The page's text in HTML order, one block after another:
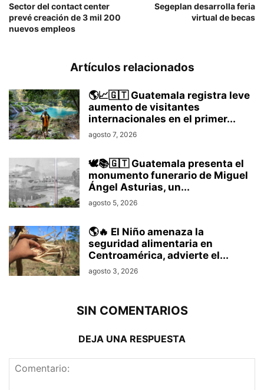
Sector del contact center
prevé creación de 3 mil 200
nuevos empleos
Segeplan desarrolla feria
virtual de becas
Artículos relacionados
🌎📈🇬🇹 Guatemala registra leve
aumento de visitantes
internacionales en el primer...
agosto 7, 2026
🕊️📚🇬🇹 Guatemala presenta el
monumento funerario de Miguel
Ángel Asturias, un...
agosto 5, 2026
🌎🔥 El Niño amenaza la
seguridad alimentaria en
Centroamérica, advierte el...
agosto 3, 2026
SIN COMENTARIOS
DEJA UNA RESPUESTA